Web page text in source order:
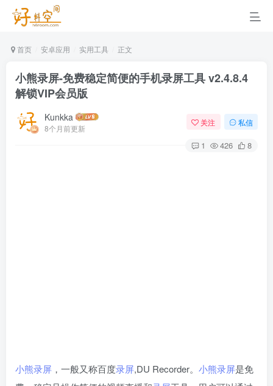
首页 安卓应用 实用工具 正文
小熊录屏-免费稳定简便的手机录屏工具 v2.4.8.4
解锁VIP会员版
Kunkka
8个月前更新
关注 私信
1 426 8
小熊录屏 ，一般又称百度录屏,DU Recorder。 小熊录屏是免